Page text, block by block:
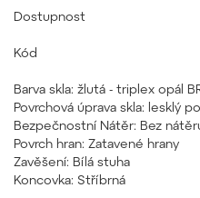
Dostupnost
Kód
Barva skla: žlutá - triplex opál
Povrchová úprava skla: lesklý
Bezpečnostní Nátěr: Bez
Povrch hran: Zatavené hrany
Zavěšení: Bílá stuha
Koncovka: Stříbrná